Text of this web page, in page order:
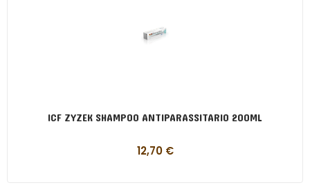
ICF ZYZEK SHAMPOO ANTIPARASSITARIO 200ML
12,70 €